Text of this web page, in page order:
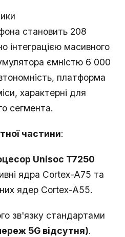
становить 208
інтеграцією масивного
ємністю 6 000
платформа
характерні для
сегмента.
частини:
Unisoc T7250
ядра Cortex-A75 та
ядер Cortex-A55.
зв'язку стандартами
5G відсутня).